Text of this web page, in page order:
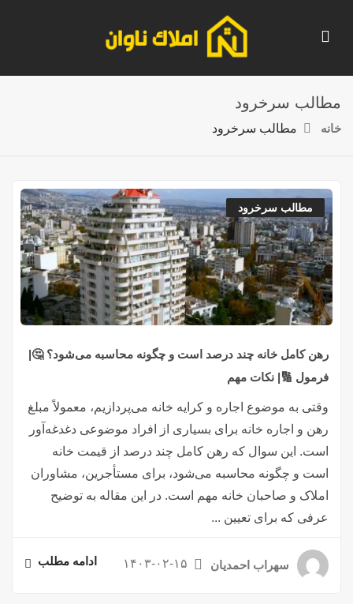
مطالب سرخرود
خانه مطالب سرخرود
مطالب سرخرود
رهن کامل خانه چند درصد است و چگونه محاسبه می‌شود؟ 🤔|
فرمول 🔢| نکات مهم
وقتی به موضوع اجاره و کرایه خانه می‌پردازیم، معمولاً مبلغ
رهن و اجاره خانه برای بسیاری از افراد موضوعی دغدغه‌آور
است. این سوال که رهن کامل چند درصد از قیمت خانه
است و چگونه محاسبه می‌شود، برای مستأجرین، مشاوران
املاک و صاحبان خانه مهم است. در این مقاله به توضیح
عرفی که برای تعیین ...
سهراب احمدیان ۱۴۰۳-۰۲-۱۵ ادامه مطلب